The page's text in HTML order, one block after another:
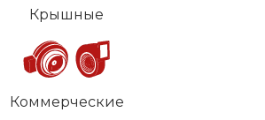
Крышные
Коммерческие